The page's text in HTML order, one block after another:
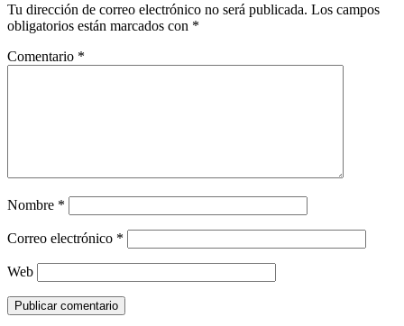
Tu dirección de correo electrónico no será publicada. Los campos
obligatorios están marcados con *
Comentario *
Nombre *
Correo electrónico *
Web